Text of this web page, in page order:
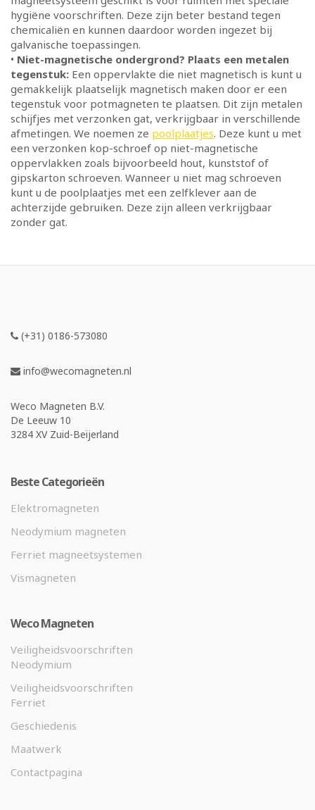
hygiëne voorschriften. Deze zijn beter bestand tegen
chemicaliën en kunnen daardoor worden ingezet bij
galvanische toepassingen.
• Niet-magnetische ondergrond? Plaats een metalen
tegenstuk: Een oppervlakte die niet magnetisch is kunt u
gemakkelijk plaatselijk magnetisch maken door er een
tegenstuk voor potmagneten te plaatsen. Dit zijn metalen
schijfjes met verzonken gat, verkrijgbaar in verschillende
afmetingen. We noemen ze poolplaatjes. Deze kunt u met
een verzonken kop-schroef op niet-magnetische
oppervlakken zoals bijvoorbeeld hout, kunststof of
gipskarton schroeven. Wanneer u niet mag schroeven
kunt u de poolplaatjes met een zelfklever aan de
achterzijde gebruiken. Deze zijn alleen verkrijgbaar
zonder gat.
(+31) 0186-573080
info@wecomagneten.nl
Weco Magneten B.V.
De Leeuw 10
3284 XV Zuid-Beijerland
Beste Categorieën
Elektromagneten
Neodymium magneten
Ferriet magneetsystemen
Vismagneten
Weco Magneten
Veiligheidsvoorschriften
Neodymium
Veiligheidsvoorschriften
Ferriet
Geschiedenis
Maatwerk
Contactpagina